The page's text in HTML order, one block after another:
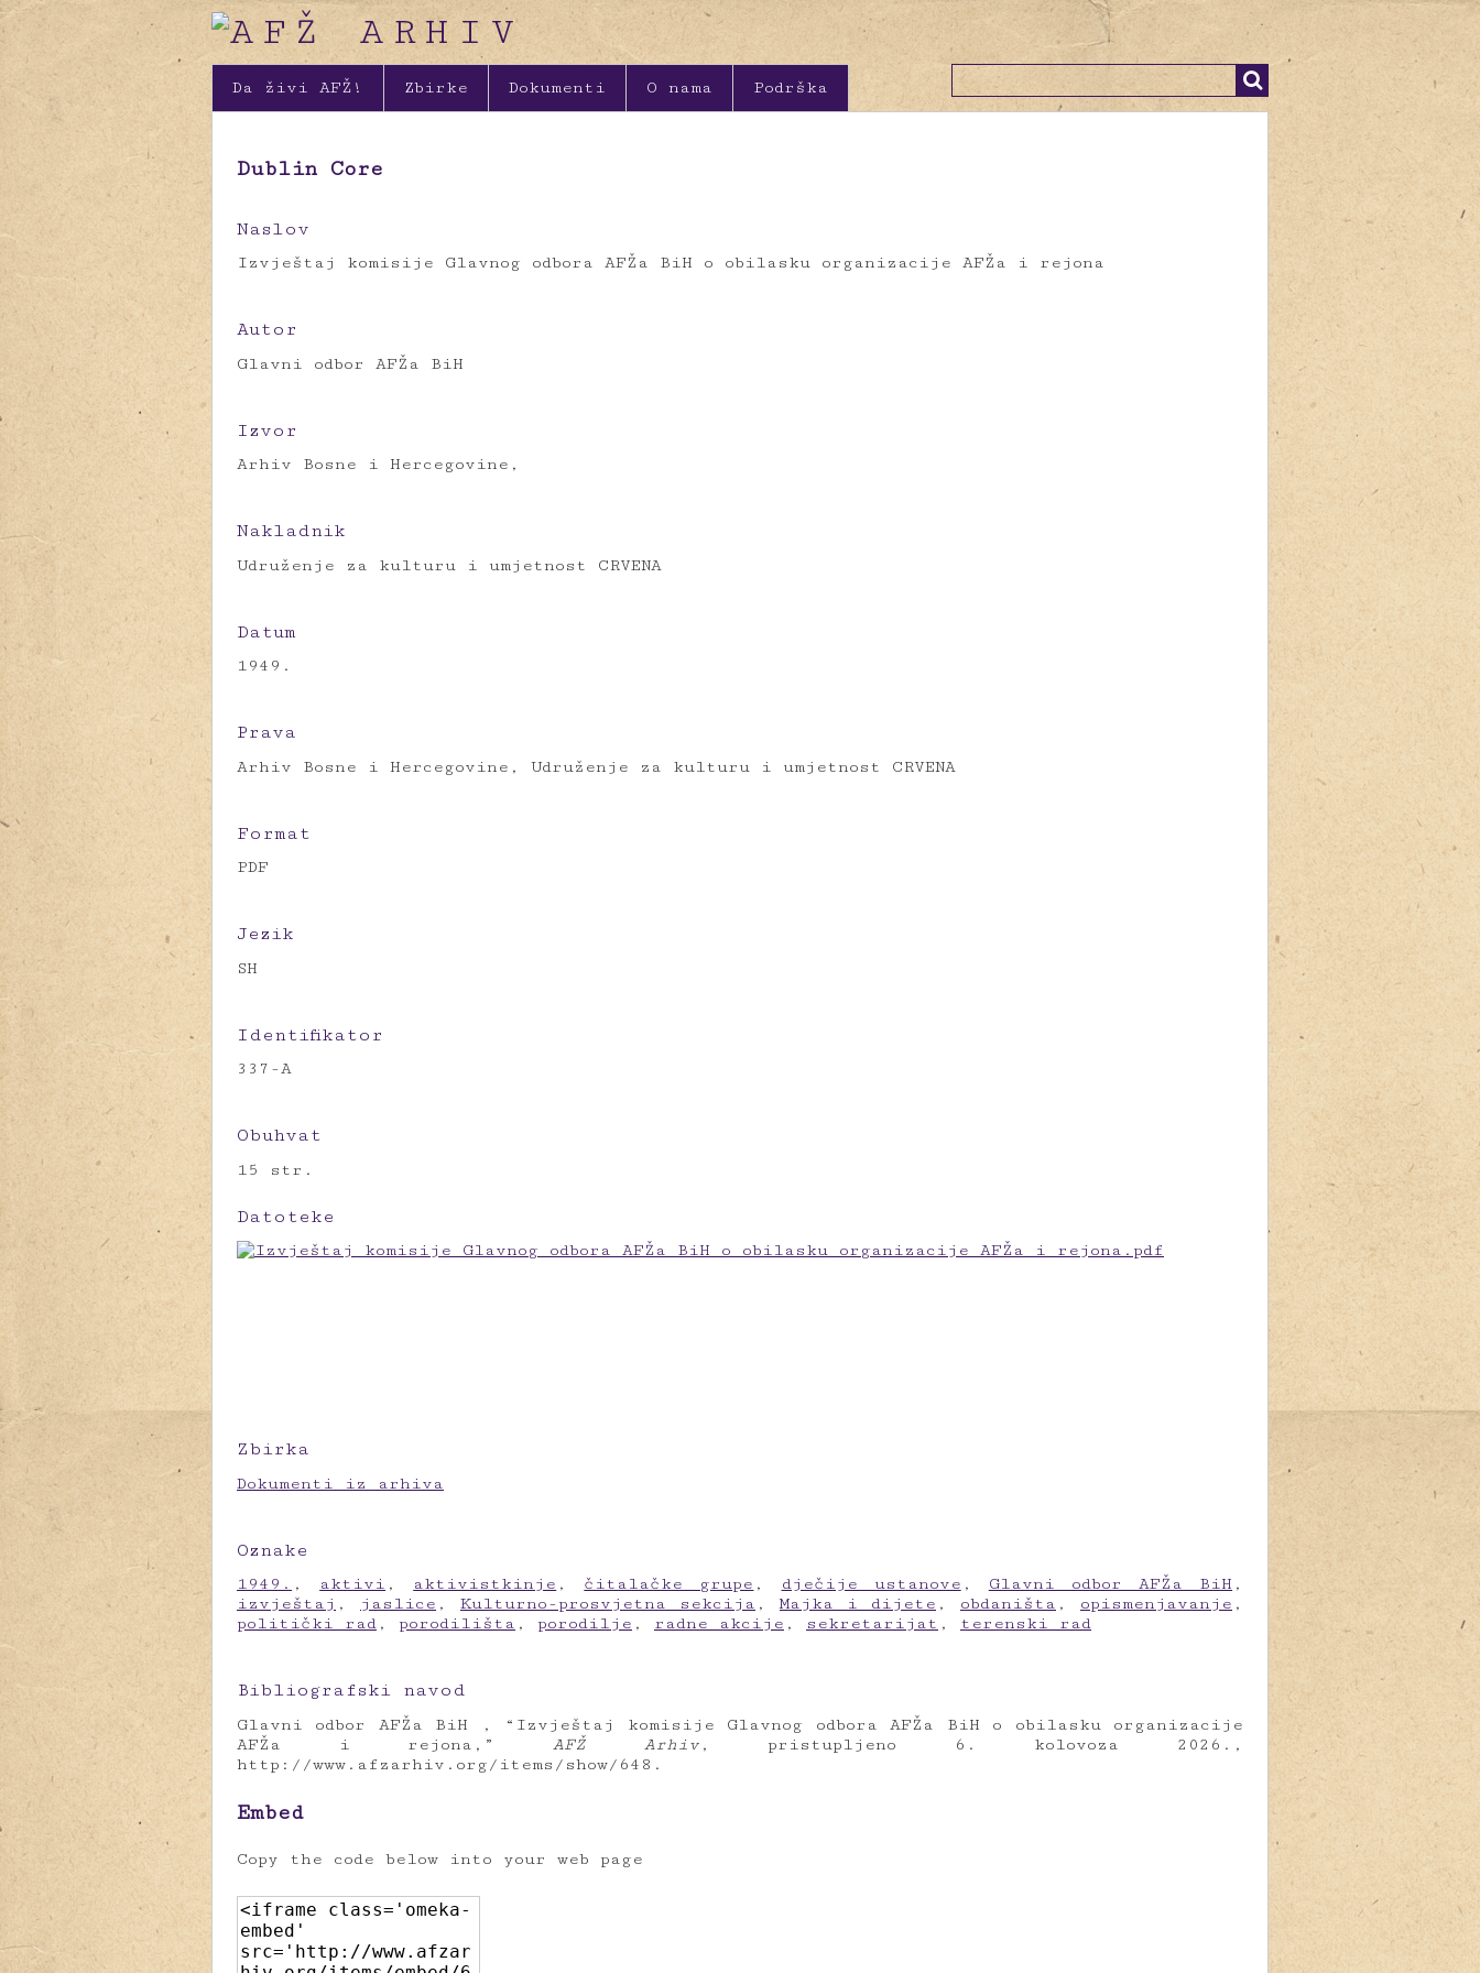
Da živi AFŽ! Zbirke Dokumenti O nama Podrška
Dublin Core
Naslov
Izvještaj komisije Glavnog odbora AFŽa BiH o obilasku organizacije AFŽa i rejona
Autor
Glavni odbor AFŽa BiH
Izvor
Arhiv Bosne i Hercegovine,
Nakladnik
Udruženje za kulturu i umjetnost CRVENA
Datum
1949.
Prava
Arhiv Bosne i Hercegovine, Udruženje za kulturu i umjetnost CRVENA
Format
PDF
Jezik
SH
Identifikator
337-A
Obuhvat
15 str.
Datoteke
Zbirka
Dokumenti iz arhiva
Oznake
1949. , aktivi , aktivistkinje , čitalačke grupe , dječije ustanove , Glavni odbor AFŽa BiH ,
izvještaj , jaslice , Kulturno-prosvjetna sekcija ,Majka i dijete , obdaništa , opismenjavanje ,
politički rad , porodilišta , porodilje , radne akcije , sekretarijat , terenski rad
Bibliografski navod
Glavni odbor AFŽa BiH , “Izvještaj komisije Glavnog odbora AFŽa BiH o obilasku organizacije
AFŽa i rejona,” AFŽ Arhiv, pristupljeno 6. kolovoza 2026.,
http://www.afzarhiv.org/items/show/648 .
Embed
Copy the code below into your web page